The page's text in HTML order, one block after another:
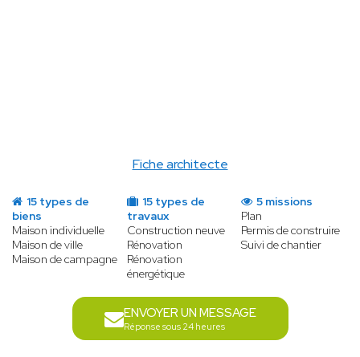
Fiche architecte
15 types de
biens
Maison individuelle
Maison de ville
Maison de campagne
15 types de
travaux
Construction neuve
Rénovation
Rénovation
énergétique
5 missions
Plan
Permis de construire
Suivi de chantier
ENVOYER UN MESSAGE
Réponse sous 24 heures